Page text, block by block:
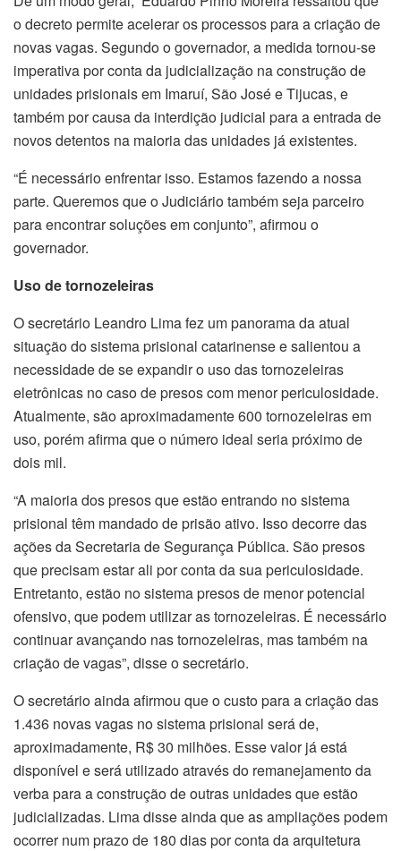
o decreto permite acelerar os processos para a criação de
novas vagas. Segundo o governador, a medida tornou-se
imperativa por conta da judicialização na construção de
unidades prisionais em Imaruí, São José e Tijucas, e
também por causa da interdição judicial para a entrada de
novos detentos na maioria das unidades já existentes.
“É necessário enfrentar isso. Estamos fazendo a nossa
parte. Queremos que o Judiciário também seja parceiro
para encontrar soluções em conjunto”, afirmou o
governador.
Uso de tornozeleiras
O secretário Leandro Lima fez um panorama da atual
situação do sistema prisional catarinense e salientou a
necessidade de se expandir o uso das tornozeleiras
eletrônicas no caso de presos com menor periculosidade.
Atualmente, são aproximadamente 600 tornozeleiras em
uso, porém afirma que o número ideal seria próximo de
dois mil.
“A maioria dos presos que estão entrando no sistema
prisional têm mandado de prisão ativo. Isso decorre das
ações da Secretaria de Segurança Pública. São presos
que precisam estar ali por conta da sua periculosidade.
Entretanto, estão no sistema presos de menor potencial
ofensivo, que podem utilizar as tornozeleiras. É necessário
continuar avançando nas tornozeleiras, mas também na
criação de vagas”, disse o secretário.
O secretário ainda afirmou que o custo para a criação das
1.436 novas vagas no sistema prisional será de,
aproximadamente, R$ 30 milhões. Esse valor já está
disponível e será utilizado através do remanejamento da
verba para a construção de outras unidades que estão
judicializadas. Lima disse ainda que as ampliações podem
ocorrer num prazo de 180 dias por conta da arquitetura